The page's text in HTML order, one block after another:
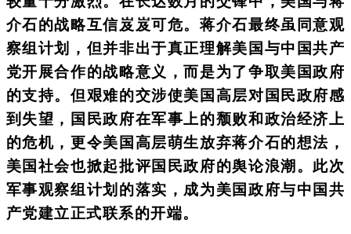
介石的战略互信岌岌可危。蒋介石最终虽同意观
察组计划，但并非出于真正理解美国与中国共产
党开展合作的战略意义，而是为了争取美国政府
的支持。但艰难的交涉使美国高层对国民政府感
到失望，国民政府在军事上的颓败和政治经济上
的危机，更令美国高层萌生放弃蒋介石的想法，
美国社会也掀起批评国民政府的舆论浪潮。此次
军事观察组计划的落实，成为美国政府与中国共
产党建立正式联系的开端。